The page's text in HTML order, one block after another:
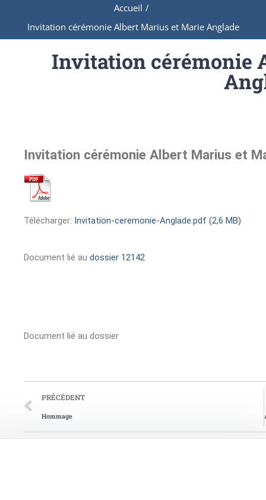
Accueil /
Invitation cérémonie Albert Marius et Marie Anglade
Invitation cérémonie
Invitation cérémonie Albert Marius et
Télécharger: Invitation-ceremonie-Anglade.pdf (2,6 MB)
Document lié au dossier 12142
Document lié au dossier
PRÉCÉDENT
Hommage